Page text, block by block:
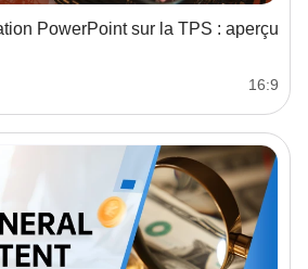
PowerPoint sur la TPS : aperçu
16:9